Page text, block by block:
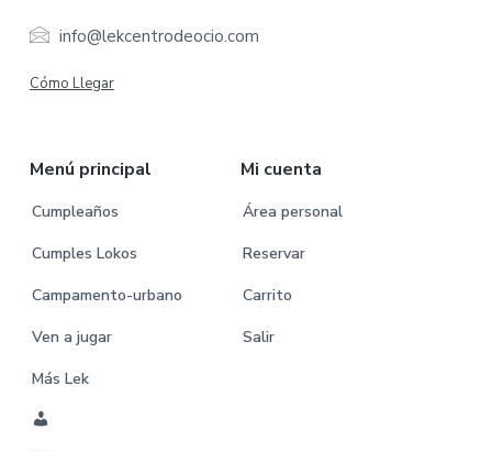
info@lekcentrodeocio.com
Cómo Llegar
Menú principal
Cumpleaños
Cumples Lokos
Campamento-urbano
Ven a jugar
Más Lek
Mi cuenta
Área personal
Reservar
Carrito
Salir